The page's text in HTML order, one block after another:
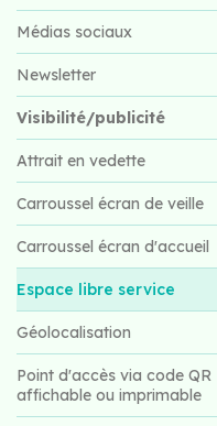
Médias sociaux
Newsletter
Visibilité/publicité
Attrait en vedette
Carroussel écran de veille
Carroussel écran d'accueil
Espace libre service
Géolocalisation
Point d'accès via code QR
affichable ou imprimable